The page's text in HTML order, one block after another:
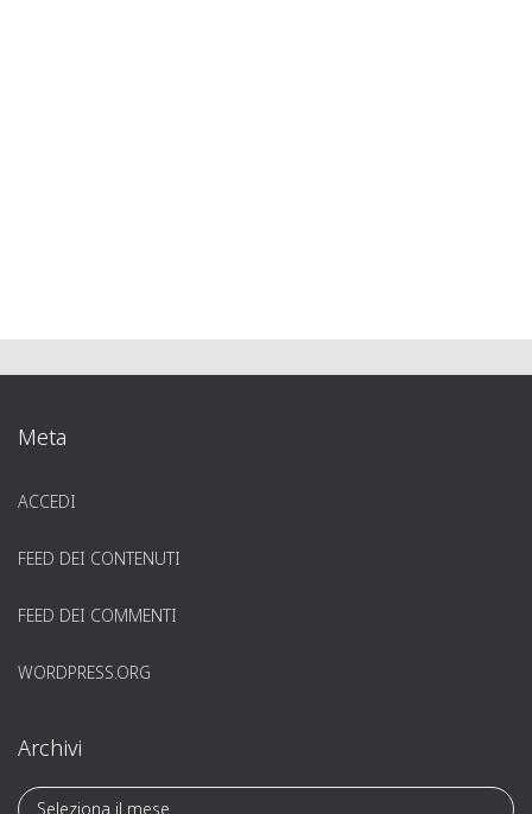
Meta
ACCEDI
FEED DEI CONTENUTI
FEED DEI COMMENTI
WORDPRESS.ORG
Archivi
A